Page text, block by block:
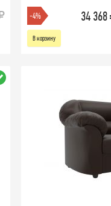
-4% 34 368
В корзину